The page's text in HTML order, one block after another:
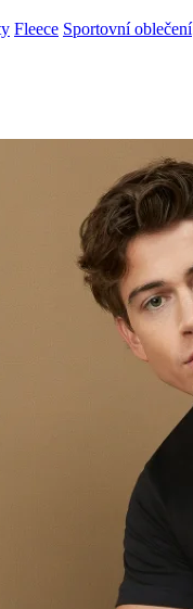
Fleece Sportovní oblečení